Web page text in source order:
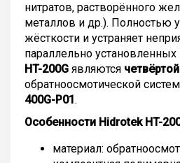
нитратов, растворённого
металлов и др.). Полностью
жёсткости и устраняет
параллельно установленных
HT-200G являются
обратноосмотической
400G-P01.
Особенности Hidrotek HT-
материал: